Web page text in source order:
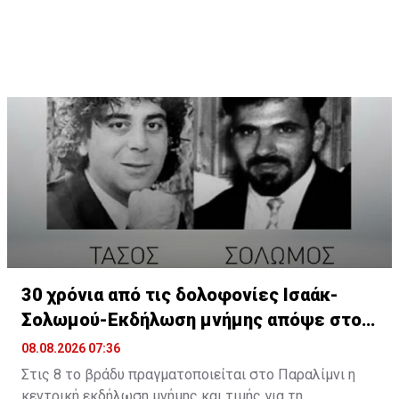
Η δημοσίευση κοινοποιήθηκε από το χρήστη Παιδική Χαρά
30 χρόνια από τις δολοφονίες Ισαάκ-
Σολωμού-Εκδήλωση μνήμης απόψε στο
Παραλίμνι
08.08.2026 07:36
Στις 8 το βράδυ πραγματοποιείται στο Παραλίμνι η